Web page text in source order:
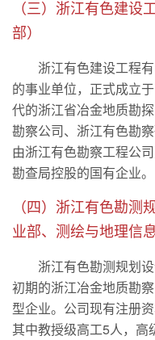
（三）浙江有色建设
部）
浙江有色建设工程
的事业单位，正式成立
代的浙江省冶金地质勘
勘察公司、浙江有色勘
由浙江有色勘察工程公
勘查局控股的国有企业。
（四）浙江有色勘测
业部、测绘与地理信
浙江有色勘测规划
初期的浙江冶金地质勘
型企业。公司现有注册
其中教授级高工5人，高